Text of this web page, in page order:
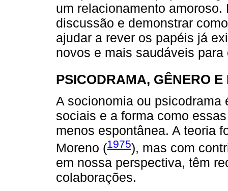
um relacionamento
discussão e demonstrar
ajudar a rever os papéis já
novos e mais saudáveis para
PSICODRAMA, GÊNERO
A socionomia ou psicodrama
sociais e a forma como
menos espontânea. A teoria
Moreno (1975), mas com
em nossa perspectiva, têm
colaborações.